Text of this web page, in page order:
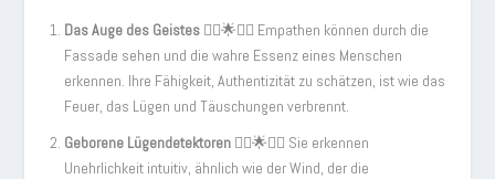
Das Auge des Geistes 💆‍♂️🌟💆‍♀️ Empathen können durch die
Fassade sehen und die wahre Essenz eines Menschen
erkennen. Ihre Fähigkeit, Authentizität zu schätzen, ist wie das
Feuer, das Lügen und Täuschungen verbrennt.
Geborene Lügendetektoren 💆‍♂️🌟💆‍♀️ Sie erkennen
Unehrlichkeit intuitiv, ähnlich wie der Wind, der die